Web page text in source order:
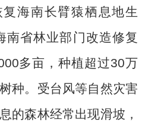
南长臂猿栖息地生
南省林业部门改造修复
多亩，种植超过30万
种。受台风等自然灾害
的森林经常出现滑坡，